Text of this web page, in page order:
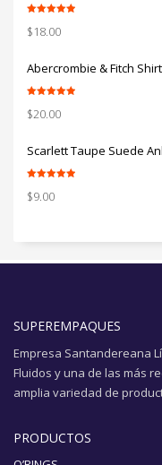
5.00de 5
$18.00
Abercrombie & Fitch
5.00de 5
$20.00
Scarlett Taupe Suede
5.00 de 5
$9.00
SUPEREMPAQUES
Empresa Santandereana
Fluidos y una de las más
amplia variedad de
PRODUCTOS